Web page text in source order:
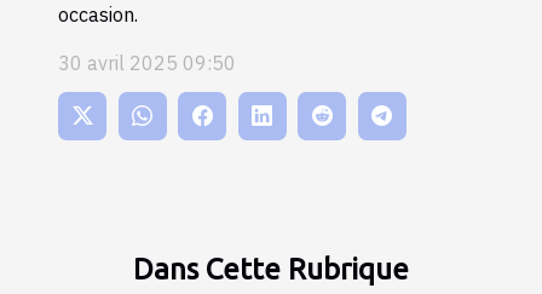
occasion.
30 avril 2025 09:50
Dans Cette Rubrique